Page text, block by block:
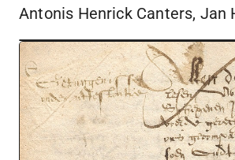
Antonis Henrick Canters,